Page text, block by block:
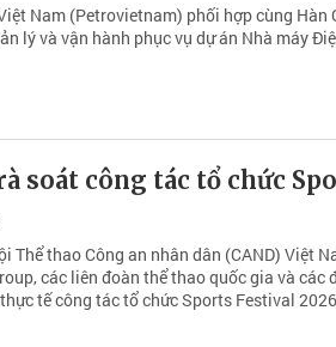
Nam (Petrovietnam) phối hợp cùng
lý và vận hành phục vụ dự án Nhà máy
soát công tác tổ chức
Thể thao Công an nhân dân (CAND) Việt
các liên đoàn thể thao quốc gia và các
tế công tác tổ chức Sports Festival